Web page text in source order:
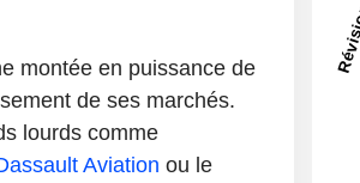
montée en puissance de
de ses marchés.
lourds comme
Aviation ou le